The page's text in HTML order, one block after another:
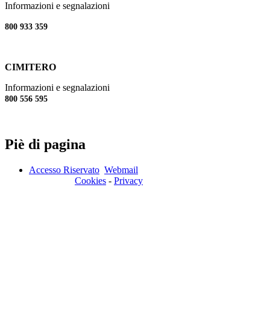
Informazioni e segnalazioni
800 933 359
CIMITERO
Informazioni e segnalazioni
800 556 595
Piè di pagina
Accesso Riservato Webmail
Cookies - Privacy